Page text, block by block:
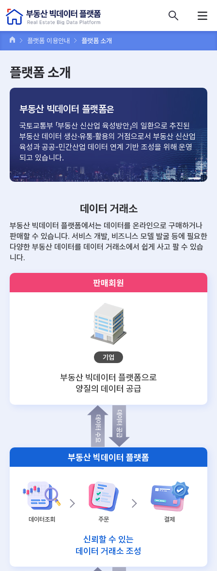
플랫폼 이용안내 플랫폼 소개
플랫폼 소개
부동산 빅데이터 플랫폼은
국토교통부 「부동산 신산업 육성방안」의 일환으로 추진된
부동산 데이터 생산·유통·활용의 거점으로서 부동산 신산업
육성과 공공-민간산업 데이터 연계 기반 조성을 위해 운영
되고 있습니다.
데이터 거래소
부동산 빅데이터 플랫폼에서는 데이터를 온라인으로 구매하거나
판매할 수 있습니다. 서비스 개발, 비즈니스 모델 발굴 등에 필요한
다양한 부동산 데이터를 데이터 거래소에서 쉽게 사고 팔 수 있습
니다.
판매회원
기업
부동산 빅데이터 플랫폼으로
양질의 데이터 공급
데이터 공급
데이터 수요
부동산 빅데이터 플랫폼
데이터조회 주문 결제
신뢰할 수 있는
데이터 거래소 조성